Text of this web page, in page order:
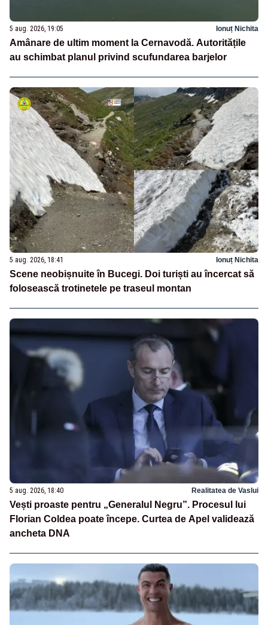
5 aug. 2026, 19:05 Ionuț Nichita
Amânare de ultim moment la Cernavodă. Autoritățile
au schimbat planul privind scufundarea barjelor
5 aug. 2026, 18:41 Ionuț Nichita
Scene neobișnuite în Bucegi. Doi turiști au încercat să
folosească trotinetele pe traseul montan
5 aug. 2026, 18:40 Realitatea de Vaslui
Vești proaste pentru „Generalul Negru”. Procesul lui
Florian Coldea poate începe. Curtea de Apel validează
ancheta DNA